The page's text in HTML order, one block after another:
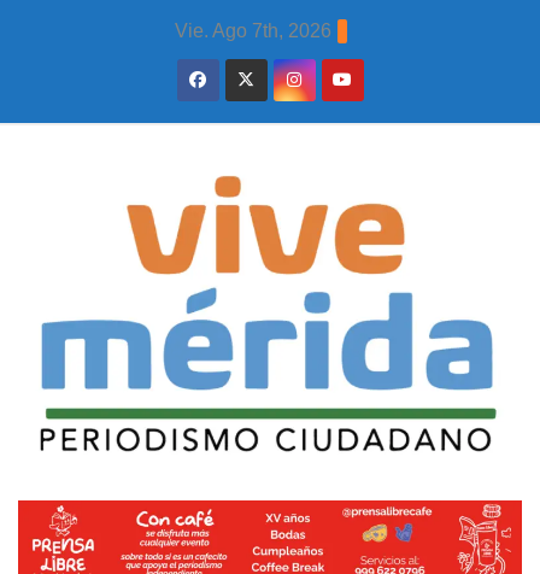
Vie. Ago 7th, 2026